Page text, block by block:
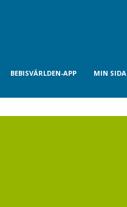
BEBISVÄRLDEN-APP MIN SIDA